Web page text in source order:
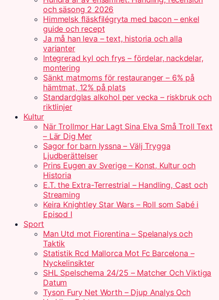
och säsong 2 2026
Himmelsk fläskfilégryta med bacon – enkel
guide och recept
Ja må han leva – text, historia och alla
varianter
Integrerad kyl och frys – fördelar, nackdelar,
montering
Sänkt matmoms för restauranger – 6% på
hämtmat, 12% på plats
Standardglas alkohol per vecka – riskbruk och
riktlinjer
Kultur
När Trollmor Har Lagt Sina Elva Små Troll Text
– Lär Dig Mer
Sagor for barn lyssna – Välj Trygga
Ljudberättelser
Prins Eugen av Sverige – Konst, Kultur och
Historia
E.T. the Extra-Terrestrial – Handling, Cast och
Streaming
Keira Knightley Star Wars – Roll som Sabé i
Episod I
Sport
Man Utd mot Fiorentina – Spelanalys och
Taktik
Statistik Rcd Mallorca Mot Fc Barcelona –
Nyckelinsikter
SHL Spelschema 24/25 – Matcher Och Viktiga
Datum
Tyson Fury Net Worth – Djup Analys Och